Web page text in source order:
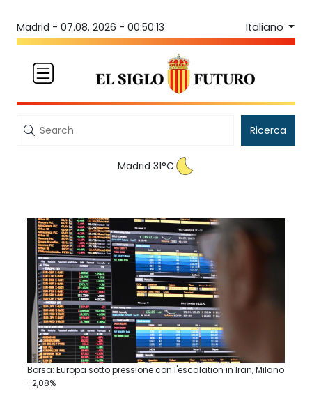
Madrid - 07.08. 2026 - 00:50:13 Italiano
Ricerca
Madrid 31°C
Borsa: Europa sotto pressione con l'escalation in Iran, Milano
-2,08%